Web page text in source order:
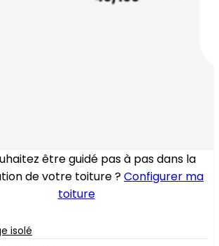
être guidé pas à pas dans la
de votre toiture ?Configurer ma
toiture
isolé